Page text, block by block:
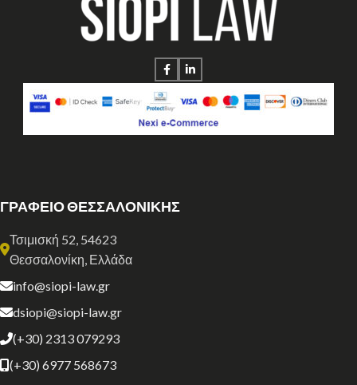
ΓΡΑΦΕΙΟ ΘΕΣΣΑΛΟΝΙΚΗΣ
Τσιμισκή 52, 54623
Θεσσαλονίκη, Ελλάδα
info@siopi-law.gr
dsiopi@siopi-law.gr
(+30) 2313 079293
(+30) 6977 568673